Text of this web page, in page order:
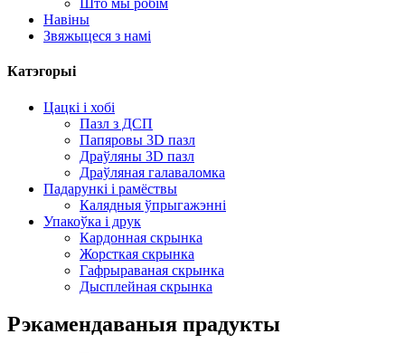
Што мы робім
Навіны
Звяжыцеся з намі
Катэгорыі
Цацкі і хобі
Пазл з ДСП
Папяровы 3D пазл
Драўляны 3D пазл
Драўляная галаваломка
Падарункі і рамёствы
Калядныя ўпрыгажэнні
Упакоўка і друк
Кардонная скрынка
Жорсткая скрынка
Гафрыраваная скрынка
Дысплейная скрынка
Рэкамендаваныя прадукты